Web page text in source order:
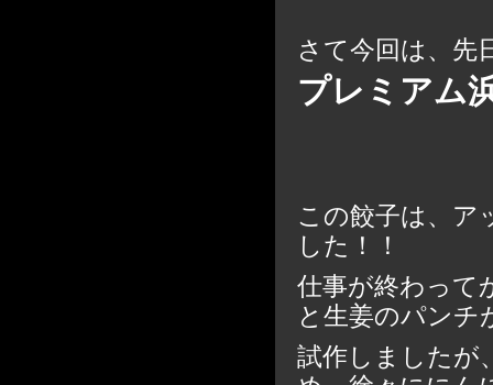
さて今回は、先
プレミアム
この餃子は、ア
した！！
仕事が終わって
と生姜のパンチ
試作しましたが